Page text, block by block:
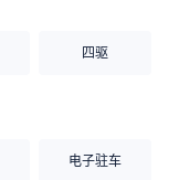
四驱
电子驻车